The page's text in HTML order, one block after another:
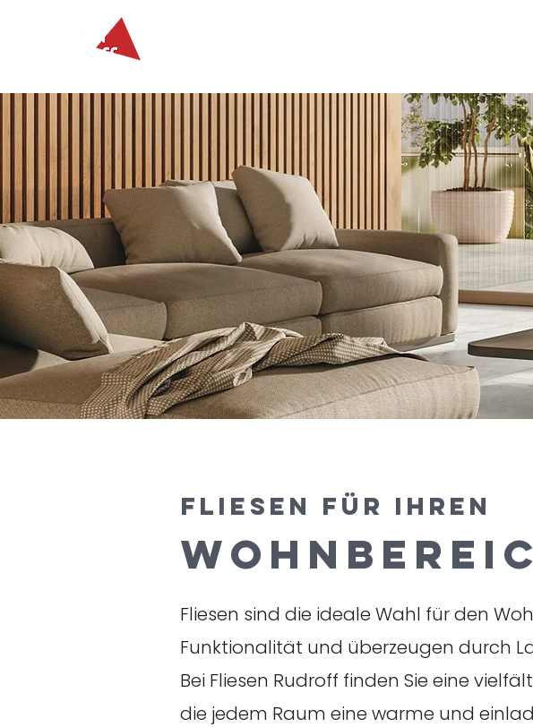
FLIESEN FÜR IHREN
Fliesen sind die ideale Wahl für den
Funktionalität und überzeugen durch
Bei Fliesen Rudroff finden Sie eine
die jedem Raum eine warme und